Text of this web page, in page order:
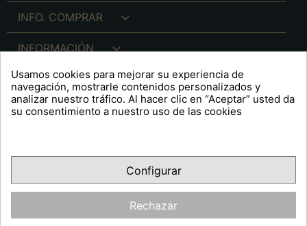
INFO. COMPRAR 
INFORMACIÓN 
INFO. LEGAL 
FacebookYouTubePinterest
OPINIONES CLIENTES
Usamos cookies para mejorar su experiencia de
navegación, mostrarle contenidos personalizados y
analizar nuestro tráfico. Al hacer clic en “Aceptar” usted da
su consentimiento a nuestro uso de las cookies
Configurar
Rechazar